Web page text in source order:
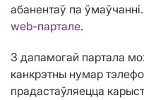
абанентаў па
web-партале.
З дапамогай партала
канкрэтны нумар
прадастаўляецца